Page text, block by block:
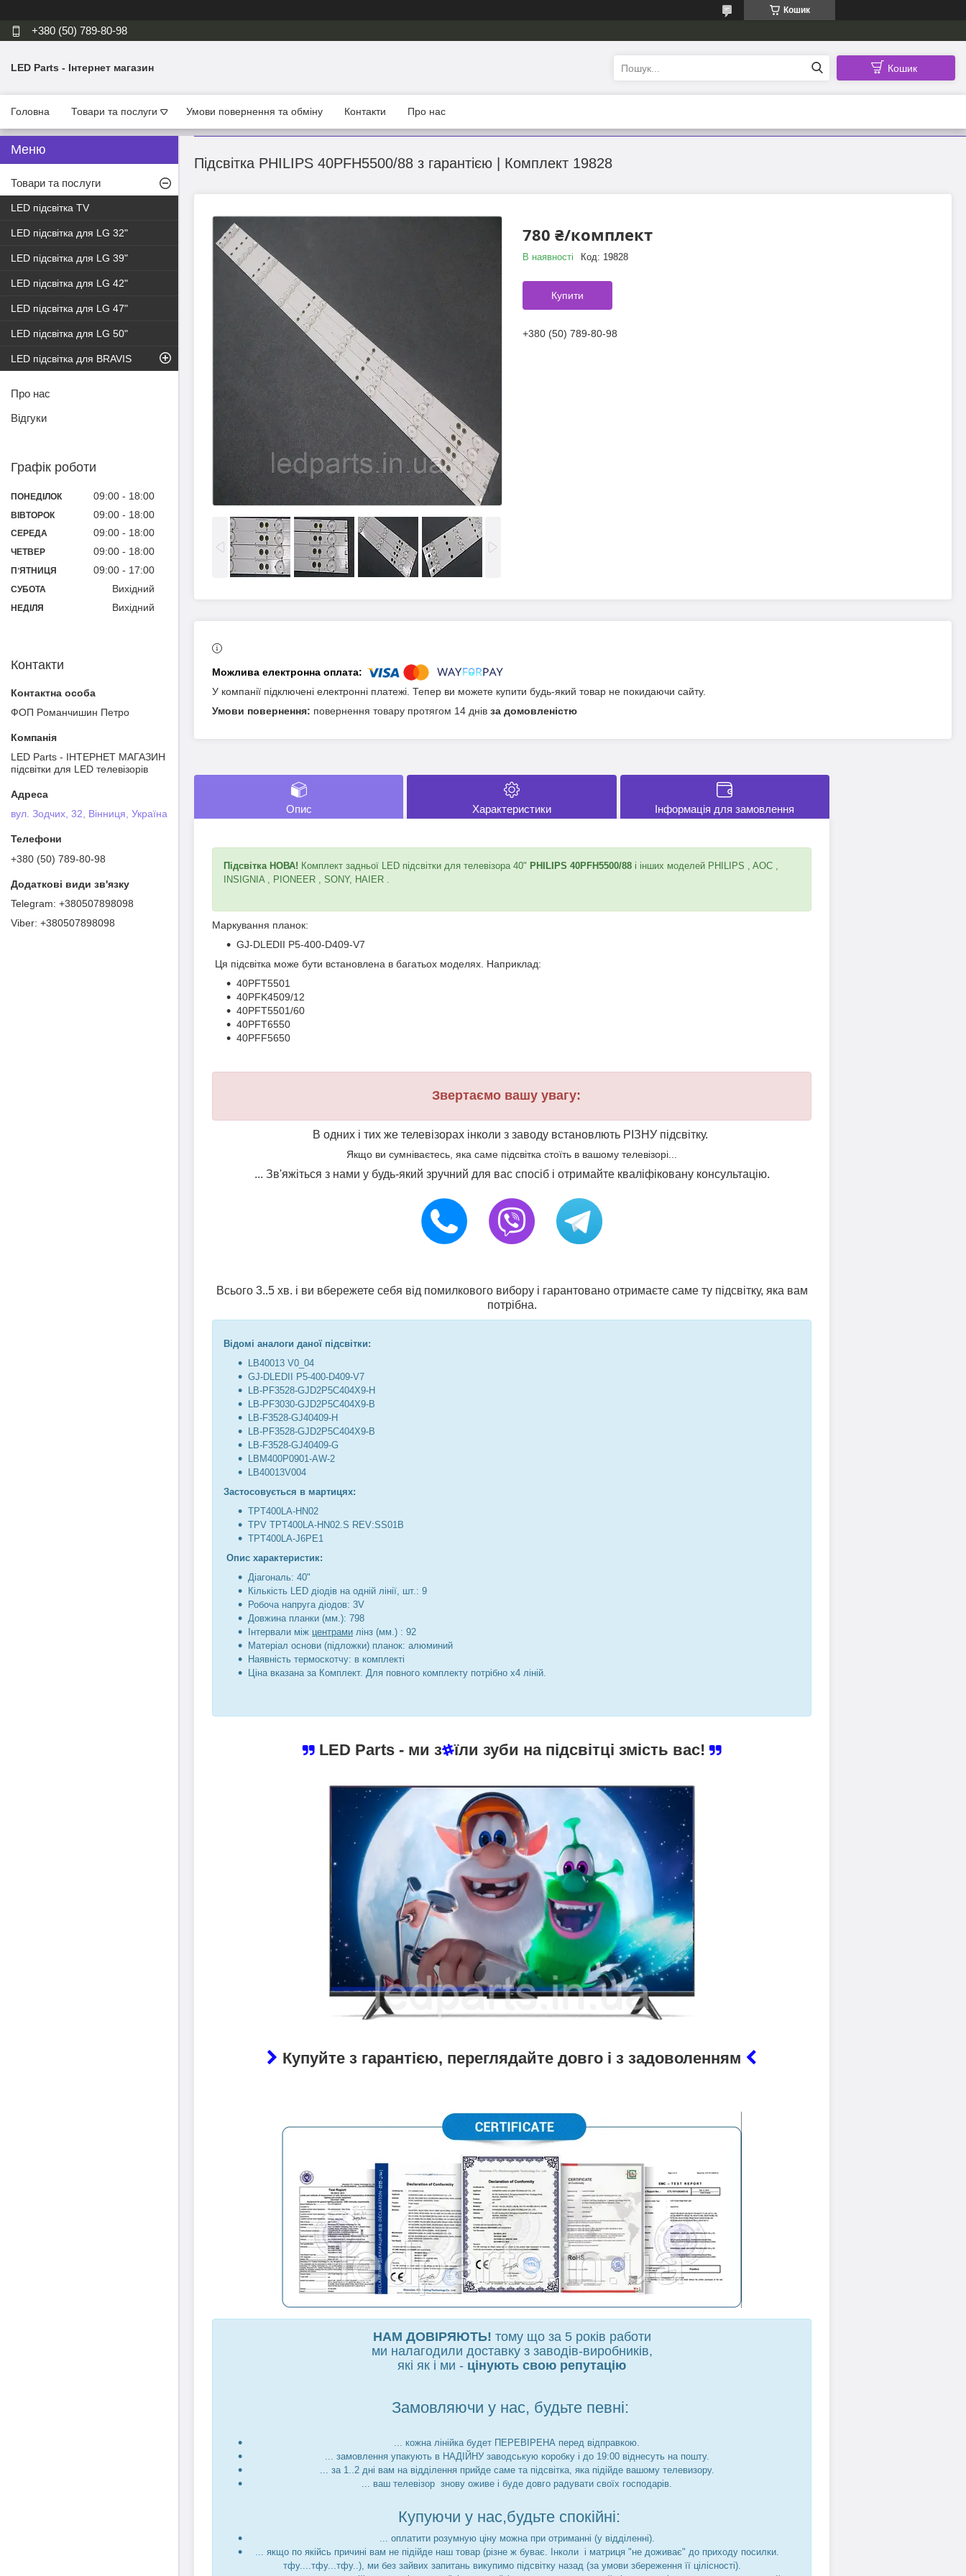
Кошик
+380 (50) 789-80-98
LED Parts - Інтернет магазин Кошик
Головна Товари та послуги Умови повернення та обміну Контакти Про нас
Підсвітка PHILIPS 40PFH5500/88 з гарантією | Комплект 19828
780 ₴/комплект
В наявності Код: 19828
Купити
+380 (50) 789-80-98
У компанії підключені електронні платежі. Тепер ви можете купити будь-який товар не покидаючи сайту.
повернення товару протягом 14 днів за домовленістю
Опис Характеристики Інформація для замовлення
Підсвітка НОВА! Комплект задньої LED підсвітки для телевізора 40" PHILIPS 40PFH5500/88 і інших моделей PHILIPS , AOC ,
INSIGNIA , PIONEER , SONY, HAIER .
Маркування планок:
GJ-DLEDII P5-400-D409-V7
Ця підсвітка може бути встановлена в багатьох моделях. Наприклад:
40PFT5501
40PFK4509/12
40PFT5501/60
40PFT6550
40PFF5650
Звертаємо вашу увагу:
В одних і тих же телевізорах інколи з заводу встановлють РІЗНУ підсвітку.
Якщо ви сумніваєтесь, яка саме підсвітка стоїть в вашому телевізорі...
... Зв'яжіться з нами у будь-який зручний для вас спосіб і отримайте кваліфіковану консультацію.
Всього 3..5 хв. і ви вбережете себя від помилкового вибору і гарантовано отримаєте саме ту підсвітку, яка вам
потрібна.
Відомі аналоги даної підсвітки:
LB40013 V0_04
GJ-DLEDII P5-400-D409-V7
LB-PF3528-GJD2P5C404X9-H
LB-PF3030-GJD2P5C404X9-B
LB-F3528-GJ40409-H
LB-PF3528-GJD2P5C404X9-B
LB-F3528-GJ40409-G
LBM400P0901-AW-2
LB40013V004
Застосовується в мартицях:
TPT400LA-HN02
TPV TPT400LA-HN02.S REV:SS01B
TPT400LA-J6PE1
Опис характеристик:
Діагональ: 40"
Кількість LED діодів на одній лінії, шт.: 9
Робоча напруга діодов: 3V
Довжина планки (мм.): 798
Інтервали між центрами лінз (мм.) : 92
Матеріал основи (підложки) планок: алюминий
Наявність термоскотчу: в комплекті
Ціна вказана за Комплект. Для повного комплекту потрібно х4 ліній.
LED Parts - ми з їли зуби на підсвітці змість вас!
Купуйте з гарантією, переглядайте довго і з задоволенням
НАМ ДОВІРЯЮТЬ! тому що за 5 років работи
ми налагодили доставку з заводів-виробників,
які як і ми - цінують свою репутацію
Замовляючи у нас, будьте певні:
... кожна лінійка будет ПЕРЕВІРЕНА перед відправкою.
... замовлення упакують в НАДІЙНУ заводськую коробку і до 19:00 віднесуть на пошту.
... за 1..2 дні вам на відділення прийде саме та підсвітка, яка підійде вашому телевизору.
... ваш телевізор знову оживе і буде довго радувати своїх господарів.
Купуючи у нас,будьте спокійні:
... оплатити розумную ціну можна при отриманні (у відділенні).
... якщо по якійсь причині вам не підійде наш товар (різне ж буває. Інколи і матриця "не доживає" до приходу посилки.
тфу....тфу...тфу..), ми без зайвих запитань викупимо підсвітку назад (за умови збереження її цілісності).
Товари та послуги
LED підсвітка TV
LED підсвітка для LG 32"
LED підсвітка для LG 39"
LED підсвітка для LG 42"
LED підсвітка для LG 47"
LED підсвітка для LG 50"
LED підсвітка для BRAVIS
Про нас
Відгуки
Графік роботи
ПОНЕДІЛОК 09:00 18:00
ВІВТОРОК 09:00 18:00
СЕРЕДА 09:00 18:00
ЧЕТВЕР 09:00 18:00
ПʼЯТНИЦЯ 09:00 17:00
СУБОТА Вихідний
НЕДІЛЯ Вихідний
Контакти
ФОП Poмaнчишин Пeтрo
LED Parts - ІНТЕРНЕТ МАГАЗИН
підсвітки для LED телевізорів
вул. Зодчих, 32, Вінниця, Україна
+380 (50) 789-80-98
+380507898098
+380507898098